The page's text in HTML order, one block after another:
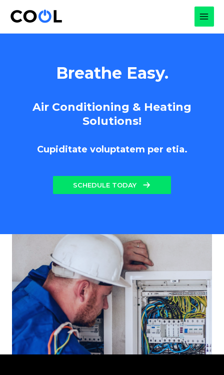
Breathe Easy.
Air Conditioning & Heating
Solutions!
Cupiditate voluptatem per etia.
SCHEDULE TODAY